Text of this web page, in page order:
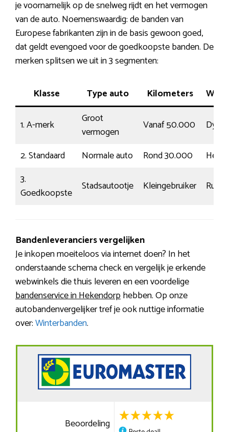
je voornamelijk op de snelweg rijdt en het vermogen
van de auto. Noemenswaardig: de banden van
Europese fabrikanten zijn in de basis gewoon goed,
dat geldt evengoed voor de goedkoopste banden. De
merken splitsen we uit in 3 segmenten:
Klasse Type auto Kilometers
1. A-merk
Groot
vermogen
Vanaf 50.000
2. Standaard
Normale auto Rond 30.000
3.
Goedkoopste
Stadsautootje Kleingebruiker Rustig
Bandenleveranciers vergelijken
Je inkopen moeiteloos via internet doen? In het
onderstaande schema check en vergelijk je erkende
webwinkels die thuis leveren en een voordelige
bandenservice in Hekendorphebben. Op onze
autobandenvergelijker tref je ook nuttige informatie
over:Winterbanden.
Beoordeling